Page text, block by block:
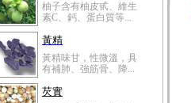
柚子含有柚皮甙、維生
素C、鈣、蛋白質等...
黃精
黃精味甘，性微溫，具
有補肺、強筋骨、降...
芡實